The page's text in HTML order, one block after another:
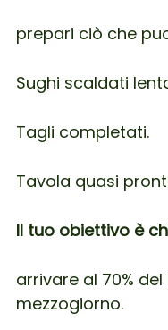
prepari ciò che
Sughi scaldati
Tagli completati.
Tavola quasi
Il tuo obiettivo è
arrivare al 70%
mezzogiorno.